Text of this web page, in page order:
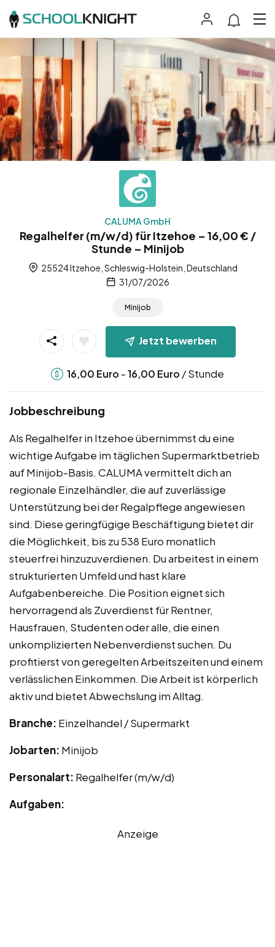
CALUMA GmbH
Regalhelfer (m/w/d) für Itzehoe – 16,00 € /
Stunde – Minijob
25524 Itzehoe, Schleswig-Holstein, Deutschland
31/07/2026
Minijob
Jetzt bewerben
16,00 Euro -16,00 Euro / Stunde
Jobbeschreibung
Als Regalhelfer in Itzehoe übernimmst du eine
wichtige Aufgabe im täglichen Supermarktbetrieb
auf Minijob-Basis. CALUMA vermittelt dich an
regionale Einzelhändler, die auf zuverlässige
Unterstützung bei der Regalpflege angewiesen
sind. Diese geringfügige Beschäftigung bietet dir
die Möglichkeit, bis zu 538 Euro monatlich
steuerfrei hinzuzuverdienen. Du arbeitest in einem
strukturierten Umfeld und hast klare
Aufgabenbereiche. Die Position eignet sich
hervorragend als Zuverdienst für Rentner,
Hausfrauen, Studenten oder alle, die einen
unkomplizierten Nebenverdienst suchen. Du
profitierst von geregelten Arbeitszeiten und einem
verlässlichen Einkommen. Die Arbeit ist körperlich
aktiv und bietet Abwechslung im Alltag.
Branche: Einzelhandel / Supermarkt
Jobarten: Minijob
Personalart: Regalhelfer (m/w/d)
Aufgaben:
Anzeige